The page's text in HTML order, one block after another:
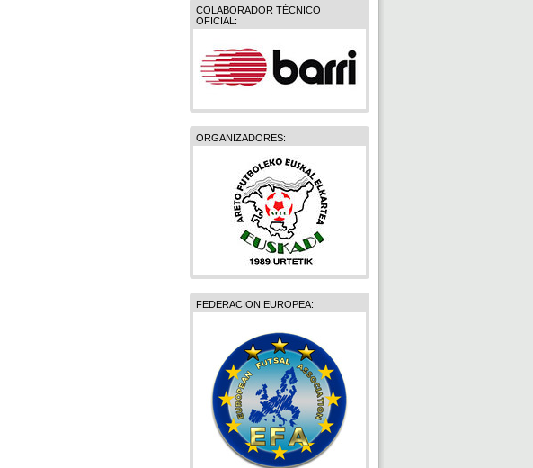
COLABORADOR TÉCNICO
OFICIAL:
ORGANIZADORES:
FEDERACION EUROPEA: